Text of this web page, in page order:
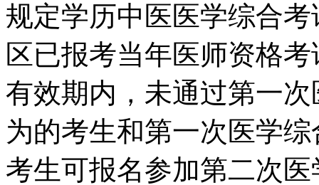
规定学历中医医学综合
区已报考当年医师资格考
有效期内，未通过第一
为的考生和第一次医学
考生可报名参加第二次